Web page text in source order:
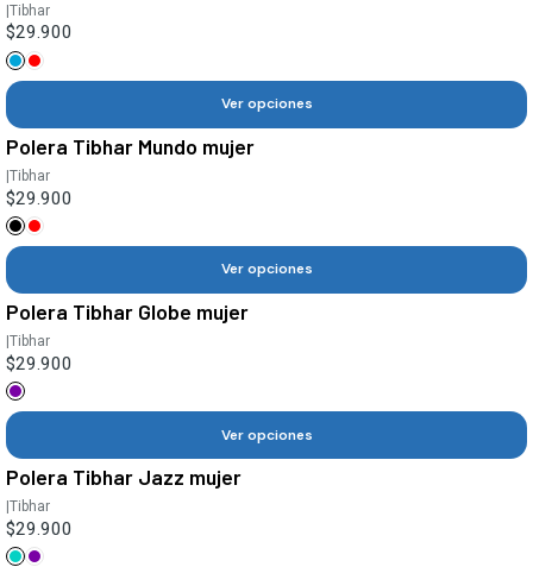
|Tibhar
$29.900
Ver opciones
Polera Tibhar Mundo mujer
|Tibhar
$29.900
Ver opciones
Polera Tibhar Globe mujer
|Tibhar
$29.900
Ver opciones
Polera Tibhar Jazz mujer
|Tibhar
$29.900